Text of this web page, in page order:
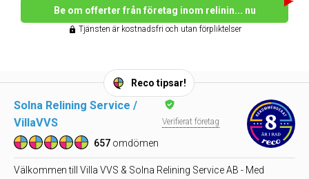
Be om offerter från företag inom relinin... nu
Tjänsten är kostnadsfri och utan förpliktelser
Reco tipsar!
Solna Relining Service /
VillaVVS
Verifierat företag
657 omdömen
Välkommen till Villa VVS & Solna Relining Service AB - Med